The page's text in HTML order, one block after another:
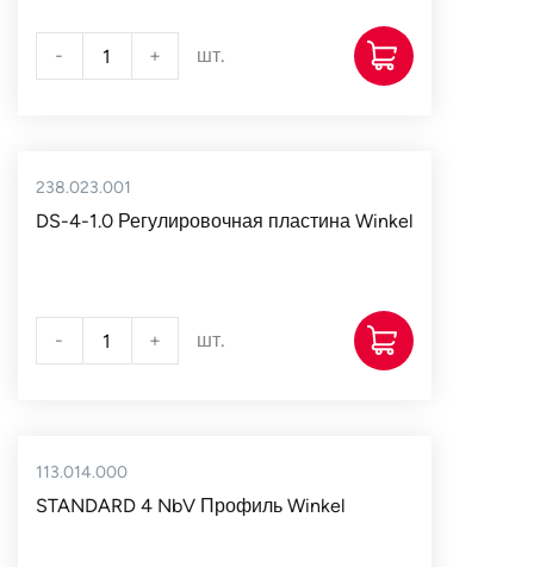
- + шт.
238.023.001
DS-4-1.0 Регулировочная пластина Winkel
- + шт.
113.014.000
STANDARD 4 NbV Профиль Winkel